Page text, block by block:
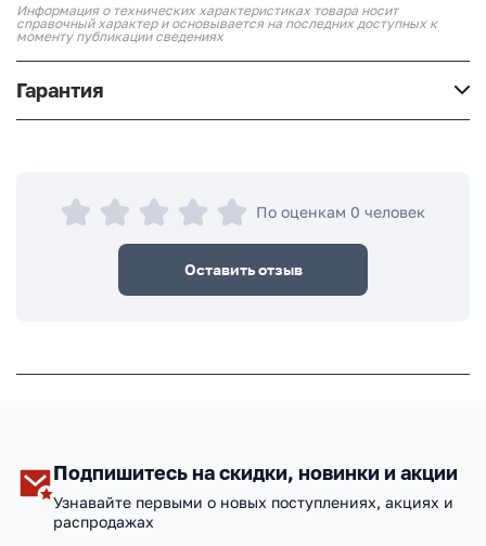
Информация о технических характеристиках товара носит
справочный характер и основывается на последних доступных к
моменту публикации сведениях
Гарантия
По оценкам 0 человек
Оставить отзыв
Подпишитесь на скидки, новинки и акции
Узнавайте первыми о новых поступлениях, акциях и
распродажах